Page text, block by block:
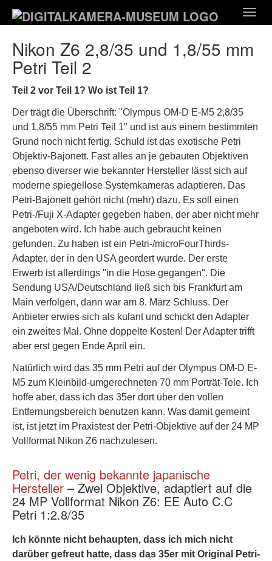
Hauptinhalt
Nikon Z6 2,8/35 und 1,8/55 mm
Petri Teil 2
Teil 2 vor Teil 1? Wo ist Teil 1?
Der trägt die Überschrift: "Olympus OM-D E-M5 2,8/35
und 1,8/55 mm Petri Teil 1" und ist aus einem bestimmten
Grund noch nicht fertig. Schuld ist das exotische Petri
Objektiv-Bajonett. Fast alles an je gebauten Objektiven
ebenso diverser wie bekannter Hersteller lässt sich auf
moderne spiegellose Systemkameras adaptieren. Das
Petri-Bajonett gehört nicht (mehr) dazu. Es soll einen
Petri-/Fuji X-Adapter gegeben haben, der aber nicht mehr
angeboten wird. Ich habe auch gebraucht keinen
gefunden. Zu haben ist ein Petri-/microFourThirds-
Adapter, der in den USA geordert wurde. Der erste
Erwerb ist allerdings "in die Hose gegangen". Die
Sendung USA/Deutschland ließ sich bis Frankfurt am
Main verfolgen, dann war am 8. März Schluss. Der
Anbieter erwies sich als kulant und schickt den Adapter
ein zweites Mal. Ohne doppelte Kosten! Der Adapter trifft
aber erst gegen Ende April ein.
Natürlich wird das 35 mm Petri auf der Olympus OM-D E-
M5 zum Kleinbild-umgerechneten 70 mm Porträt-Tele. Ich
hoffe aber, dass ich das 35er dort über den vollen
Entfernungsbereich benutzen kann. Was damit gemeint
ist, ist jetzt im Praxistest der Petri-Objektive auf der 24 MP
Vollformat Nikon Z6 nachzulesen.
Petri, der wenig bekannte japanische
Hersteller – Zwei Objektive, adaptiert auf die
24 MP Vollformat Nikon Z6: EE Auto C.C
Petri 1:2.8/35
Ich könnte nicht behaupten, dass ich mich nicht
darüber gefreut hatte, dass das 35er mit Original Petri-